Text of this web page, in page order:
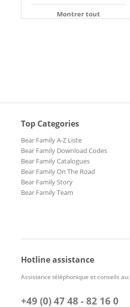
Montrer tout
Top Categories
Bear Family A-Z Liste
Bear Family Download Codes
Bear Family Catalogues
Bear Family On The Road
Bear Family Story
Bear Family Team
Hotline assistance
Assistance téléphonique et conseils au:
+49 (0) 47 48 - 82 16 0